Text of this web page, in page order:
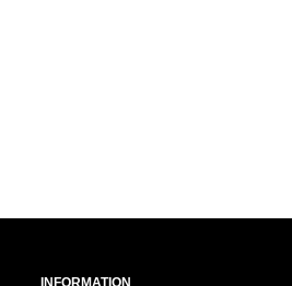
INFORMATION